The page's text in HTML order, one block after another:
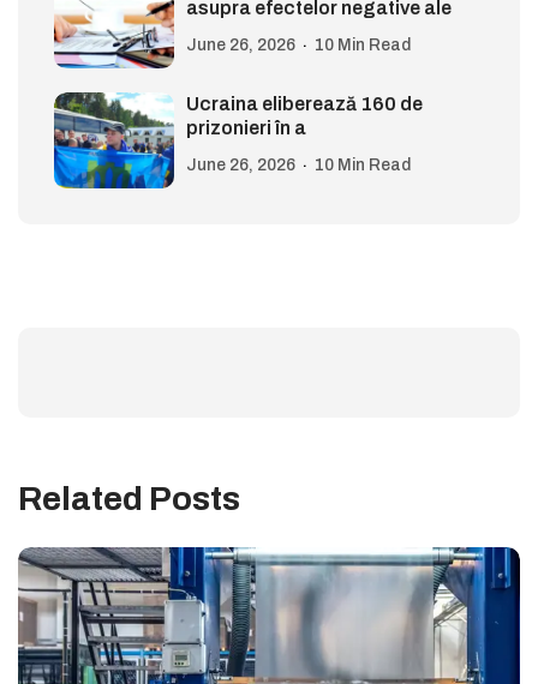
asupra efectelor negative ale
June 26, 2026 10 Min Read
Ucraina eliberează 160 de
prizonieri în a
June 26, 2026 10 Min Read
Related Posts